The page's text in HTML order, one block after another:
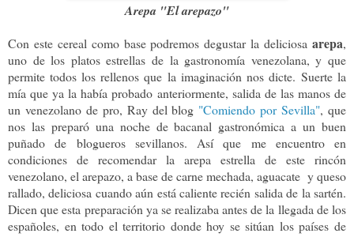
Arepa "El arepazo"
Con este cereal como base podremos degustar la deliciosa arepa,
uno de los platos estrellas de la gastronomía venezolana, y que
permite todos los rellenos que la imaginación nos dicte. Suerte la
mía que ya la había probado anteriormente, salida de las manos de
un venezolano de pro, Ray del blog "Comiendo por Sevilla", que
nos las preparó una noche de bacanal gastronómica a un buen
puñado de blogueros sevillanos. Así que me encuentro en
condiciones de recomendar la arepa estrella de este rincón
venezolano, el arepazo, a base de carne mechada, aguacate y queso
rallado, deliciosa cuando aún está caliente recién salida de la sartén.
Dicen que esta preparación ya se realizaba antes de la llegada de los
españoles, en todo el territorio donde hoy se sitúan los países de